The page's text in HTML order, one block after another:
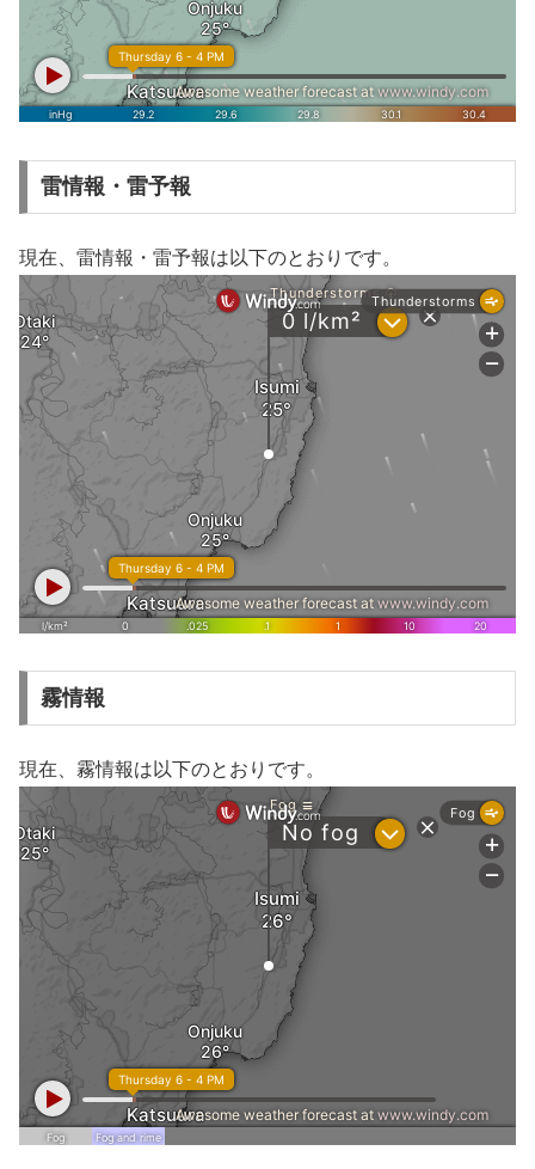
雷情報・雷予報
現在、雷情報・雷予報は以下のとおりです。
霧情報
現在、霧情報は以下のとおりです。